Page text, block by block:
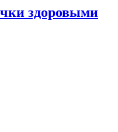
здоровыми